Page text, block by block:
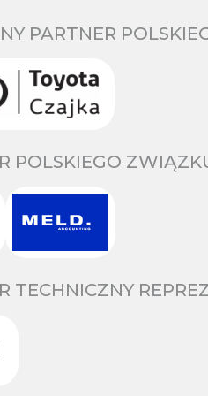
PARTNER
POLSKIEGO
TECHNICZNY